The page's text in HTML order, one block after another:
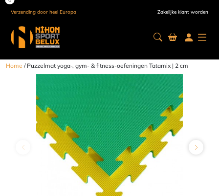
Verzending door heel Europa Zakelijke klant worden
Home / Puzzelmat yoga-, gym- & fitness-oefeningen Tatamix | 2 cm